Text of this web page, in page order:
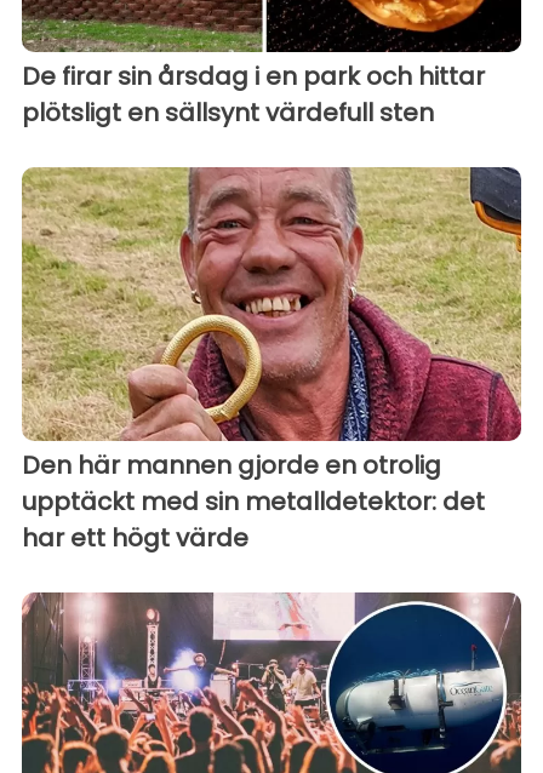
De firar sin årsdag i en park och hittar
plötsligt en sällsynt värdefull sten
Den här mannen gjorde en otrolig
upptäckt med sin metalldetektor: det
har ett högt värde